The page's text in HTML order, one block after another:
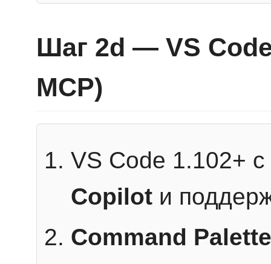
Шаг 2d — VS
MCP)
VS Code 1.102+
Copilot и
Command Palette